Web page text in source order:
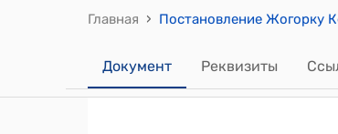
Главная ›
Документ Реквизиты